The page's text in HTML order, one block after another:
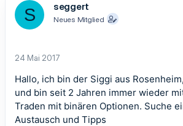
S seggert
Neues Mitglied
24 Mai 2017
Hallo, ich bin der Siggi aus
und bin seit 2 Jahren immer wieder
Traden mit binären Optionen. Suche
Austausch und Tipps